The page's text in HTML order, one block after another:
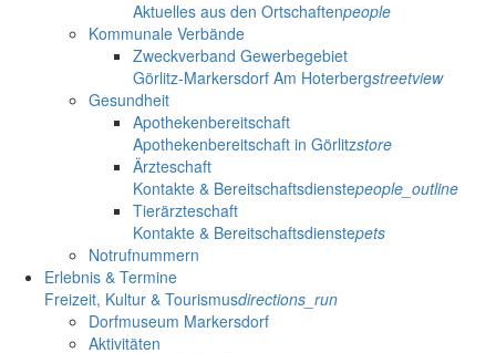
Aktuelles aus den Ortschaftenpeople
Kommunale Verbände
Zweckverband Gewerbegebiet
Görlitz-Markersdorf Am Hoterbergstreetview
Gesundheit
Apothekenbereitschaft
Apothekenbereitschaft in Görlitzstore
Ärzteschaft
Kontakte & Bereitschaftsdienstepeople_outline
Tierärzteschaft
Kontakte & Bereitschaftsdienstepets
Notrufnummern
Erlebnis & Termine
Freizeit, Kultur & Tourismusdirections_run
Dorfmuseum Markersdorf
Aktivitäten